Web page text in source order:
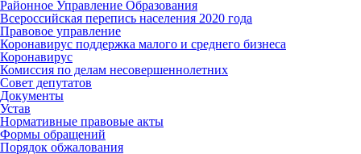
Районное Управление Образования
Всероссийская перепись населения 2020 года
Правовое управление
Коронавирус поддержка малого и среднего бизнеса
Коронавирус
Комиссия по делам несовершеннолетних
Совет депутатов
Документы
Устав
Нормативные правовые акты
Формы обращений
Порядок обжалования